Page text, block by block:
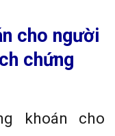
cho người
chứng
khoán cho